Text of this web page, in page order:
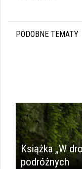
PODOBNE TEMATY
Książka „W
podróżnych